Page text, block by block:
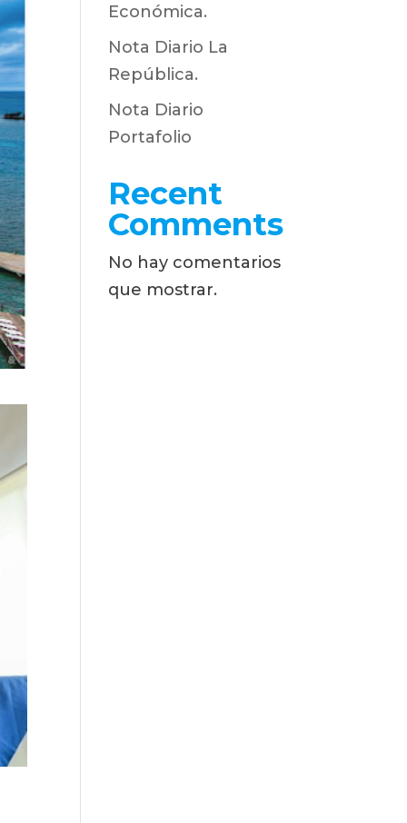
Económica.
Nota Diario La
República.
Nota Diario
Portafolio
Recent
Comments
No hay comentarios
que mostrar.